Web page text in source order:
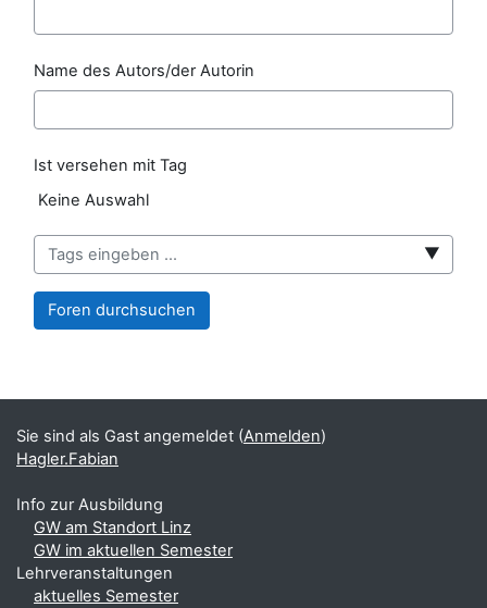
Name des Autors/der Autorin
Ist versehen mit Tag
Ausgewählte Elemente:
Keine Auswahl
▼
Foren durchsuchen
Ergänzungsblöcke
Sie sind als Gast angemeldet (Anmelden)
Hagler.Fabian
Info zur Ausbildung
GW am Standort Linz
GW im aktuellen Semester
Lehrveranstaltungen
aktuelles Semester